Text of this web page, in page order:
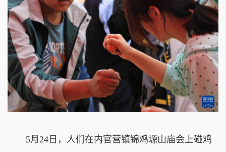
5月24日，人们在内官营镇锦鸡塬山庙会上碰鸡